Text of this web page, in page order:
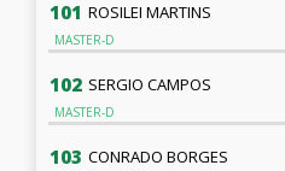
101 ROSILEI MARTINS
MASTER-D
102 SERGIO CAMPOS
MASTER-D
103 CONRADO BORGES